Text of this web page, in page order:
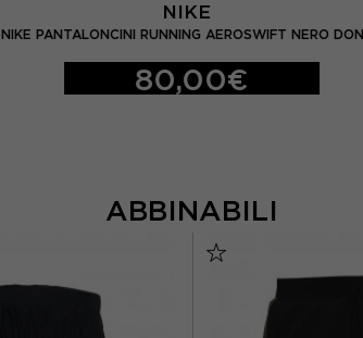
NIKE
NIKE PANTALONCINI RUNNING AEROSWIFT NERO
80,00€
ABBINABILI